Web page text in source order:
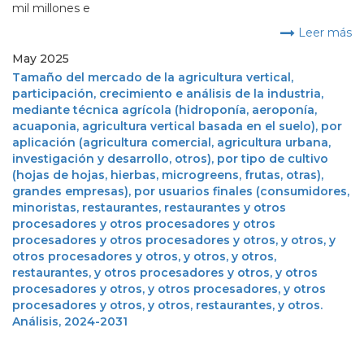
mil millones e
Leer más
May 2025
Tamaño del mercado de la agricultura vertical,
participación, crecimiento e análisis de la industria,
mediante técnica agrícola (hidroponía, aeroponía,
acuaponia, agricultura vertical basada en el suelo), por
aplicación (agricultura comercial, agricultura urbana,
investigación y desarrollo, otros), por tipo de cultivo
(hojas de hojas, hierbas, microgreens, frutas, otras),
grandes empresas), por usuarios finales (consumidores,
minoristas, restaurantes, restaurantes y otros
procesadores y otros procesadores y otros
procesadores y otros procesadores y otros, y otros, y
otros procesadores y otros, y otros, y otros,
restaurantes, y otros procesadores y otros, y otros
procesadores y otros, y otros procesadores, y otros
procesadores y otros, y otros, restaurantes, y otros.
Análisis, 2024-2031